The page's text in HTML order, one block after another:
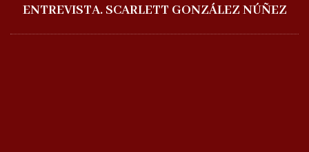
ENTREVISTA. SCARLETT GONZÁLEZ NÚÑEZ